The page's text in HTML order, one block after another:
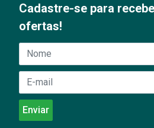
Cadastre-se para
ofertas!